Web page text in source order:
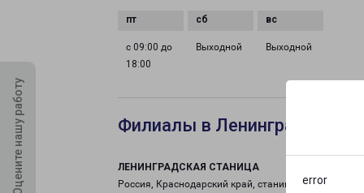
error
Оцените нашу работу
с 09:00 до
18:00
Выходной Выходной
Филиалы в Ленинградской
ЛЕНИНГРАДСКАЯ СТАНИЦА
Россия, Краснодарский край, станица